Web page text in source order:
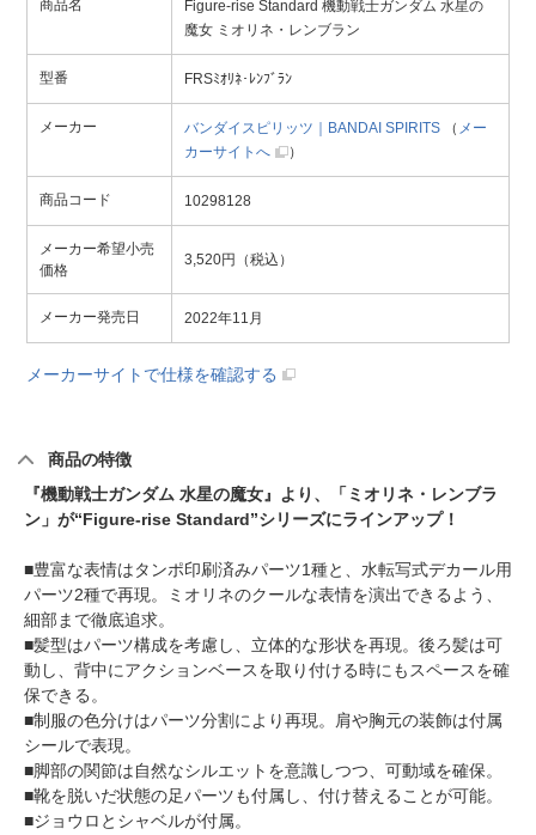
商品名
Figure-rise Standard 機動戦士ガンダム 水星の
魔女 ミオリネ・レンブラン
型番 FRSﾐｵﾘﾈ･ﾚﾝﾌﾞﾗﾝ
メーカー バンダイスピリッツ｜BANDAI SPIRITS （ メー
カーサイトへ
）
商品コード 10298128
メーカー希望小売
価格
3,520円（税込）
メーカー発売日 2022年11月
メーカーサイトで仕様を確認する
商品の特徴
『機動戦士ガンダム 水星の魔女』より、「ミオリネ・レンブラ
ン」が“Figure-rise Standard”シリーズにラインアップ！
■豊富な表情はタンポ印刷済みパーツ1種と、水転写式デカール用
パーツ2種で再現。ミオリネのクールな表情を演出できるよう、
細部まで徹底追求。
■髪型はパーツ構成を考慮し、立体的な形状を再現。後ろ髪は可
動し、背中にアクションベースを取り付ける時にもスペースを確
保できる。
■制服の色分けはパーツ分割により再現。肩や胸元の装飾は付属
シールで表現。
■脚部の関節は自然なシルエットを意識しつつ、可動域を確保。
■靴を脱いだ状態の足パーツも付属し、付け替えることが可能。
■ジョウロとシャベルが付属。